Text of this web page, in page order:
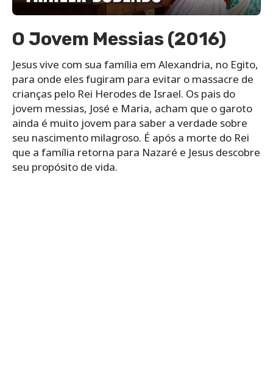
O Jovem Messias (2016)
Jesus vive com sua família em Alexandria, no Egito,
para onde eles fugiram para evitar o massacre de
crianças pelo Rei Herodes de Israel. Os pais do
jovem messias, José e Maria, acham que o garoto
ainda é muito jovem para saber a verdade sobre
seu nascimento milagroso. É após a morte do Rei
que a família retorna para Nazaré e Jesus descobre
seu propósito de vida.